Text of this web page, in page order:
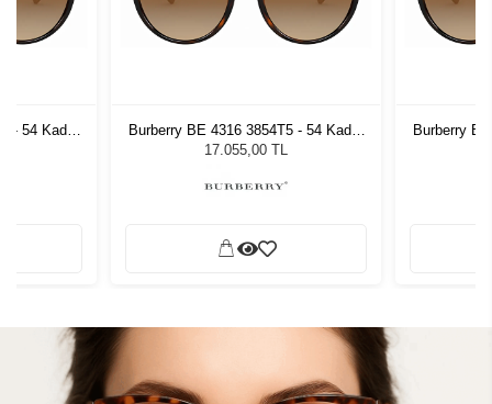
- 54 Kadın
Burberry BE 4316 3854T5 - 54 Kadın
Güneş Gözlüğü
17.055,00 TL
Burberry